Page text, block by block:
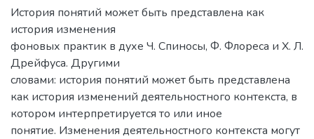
История понятий может быть представлена как
история изменения
фоновых практик в духе Ч. Спиносы, Ф. Флореса и Х. Л.
Дрейфуса. Другими
словами: история понятий может быть представлена
как история изменений деятельностного контекста, в
котором интерпретируется то или иное
понятие. Изменения деятельностного контекста могут